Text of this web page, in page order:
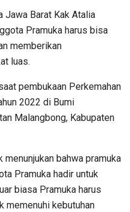
Jawa Barat Kak Atalia
Pramuka harus bisa
memberikan
luas.
pembukaan Perkemahan
2022 di Bumi
Malangbong, Kabupaten
menunjukan bahwa pramuka
Pramuka hadir untuk
biasa Pramuka harus
memenuhi kebutuhan